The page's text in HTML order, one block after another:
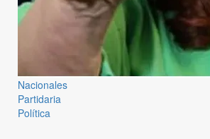
Nacionales
Partidaria
Política